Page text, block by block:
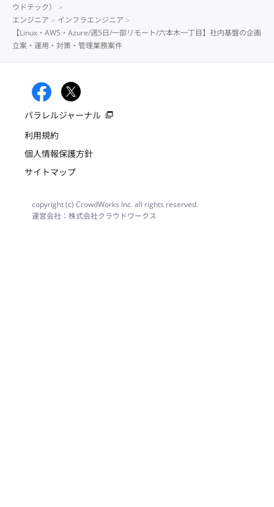
ウドテック）
エンジニア
インフラエンジニア
【Linux・AWS・Azure/週5日/一部リモート/六本木一丁目】社内基盤の企画
立案・運用・対策・管理業務案件
パラレルジャーナル
利用規約
個人情報保護方針
サイトマップ
copyright (c) CrowdWorks Inc. all rights reserved.
運営会社：株式会社クラウドワークス